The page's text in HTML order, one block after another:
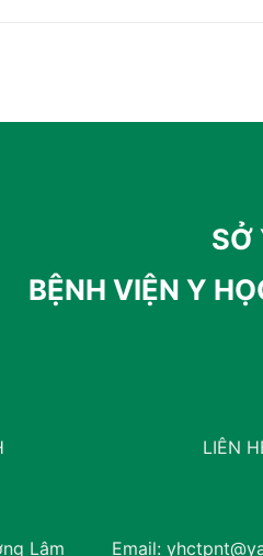
SỞ
BỆNH VIỆN Y
Lâm
LIÊN
Email: